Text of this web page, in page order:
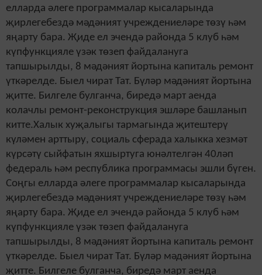
елларда әлеге программалар кысаларында
җирлегебездә мәдәният учреждениеләре төзү һәм
яңарту бара. Җиде ел эчендә районда 5 клуб һәм
күпфункцияле үзәк төзеп файдалануга
тапшырылды, 8 мәдәният йортына капиталь ремонт
үткәрелде. Быел чират Тат. Бүләр мәдәният йортына
җитте. Билгеле булганча, биредә март аенда
колачлы ремонт-реконструкция эшләре башланып
китте.Халык хуҗалыгы тармагында җитештерү
күләмен арттыру, социаль сферада халыкка хезмәт
күрсәтү сыйфатын яхшыртуга юнәлтелгән 40ләп
федераль һәм республика программасы эшли бүген.
Соңгы елларда әлеге программалар кысаларында
җирлегебездә мәдәният учреждениеләре төзү һәм
яңарту бара. Җиде ел эчендә районда 5 клуб һәм
күпфункцияле үзәк төзеп файдалануга
тапшырылды, 8 мәдәният йортына капиталь ремонт
үткәрелде. Быел чират Тат. Бүләр мәдәният йортына
җитте. Билгеле булганча, биредә март аенда